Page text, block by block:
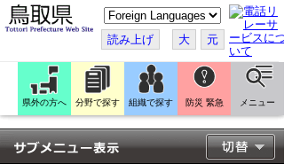
こ
の
ペ
ー
ジ
翻
訳
す
る
読み上げ 大 元
県外の方へ 分野で探す 組織で探す 防災 緊急 メニュー